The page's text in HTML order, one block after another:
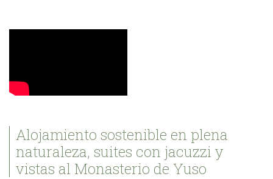
Alojamiento sostenible en plena
naturaleza, suites con jacuzzi y
vistas al Monasterio de Yuso